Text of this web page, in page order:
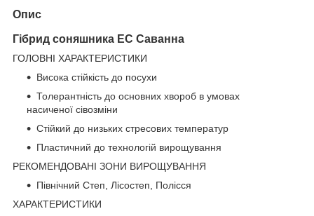
Опис
Гібрид соняшника ЕС Саванна
ГОЛОВНІ ХАРАКТЕРИСТИКИ
Висока стійкість до посухи
Толерантність до основних хвороб в умовах
насиченої сівозміни
Стійкий до низьких стресових температур
Пластичний до технологій вирощування
РЕКОМЕНДОВАНІ ЗОНИ ВИРОЩУВАННЯ
Північний Степ, Лісостеп, Полісся
ХАРАКТЕРИСТИКИ